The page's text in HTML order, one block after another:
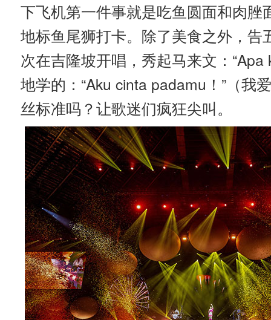
下飞机第一件事就是吃鱼圆面和肉脞
地标鱼尾狮打卡。除了美食之外，
次在吉隆坡开唱，秀起马来文：
地学的：“Aku cinta padamu！”（我
丝标准吗？让歌迷们疯狂尖叫。